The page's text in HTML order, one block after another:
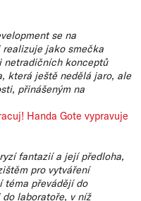
se na
jako smečka
netradičních konceptů
která ještě nedělá jaro, ale
přinášeným na
Handa Gote vypravuje
fantazií a její předloha,
pro vytváření
téma převádějí do
laboratoře, v níž